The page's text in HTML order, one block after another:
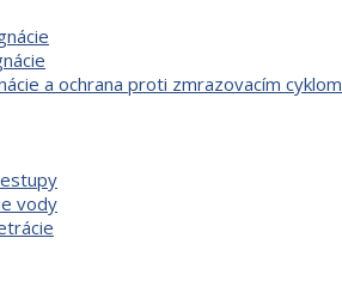
a ochrana proti zmrazovacím cyklom
vody